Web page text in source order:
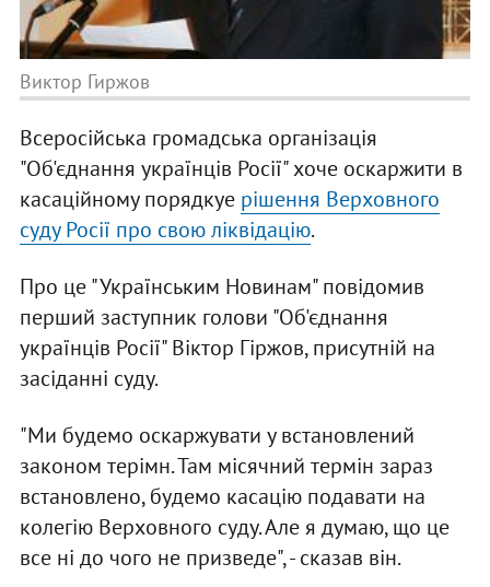
Виктор Гиржов
Всеросійська громадська організація
"Об'єднання українців Росії" хоче оскаржити в
касаційному порядкуе рішення Верховного
суду Росії про свою ліквідацію.
Про це "Українським Новинам" повідомив
перший заступник голови "Об'єднання
українців Росії" Віктор Гіржов, присутній на
засіданні суду.
"Ми будемо оскаржувати у встановлений
законом терімн. Там місячний термін зараз
встановлено, будемо касацію подавати на
колегію Верховного суду. Але я думаю, що це
все ні до чого не призведе", - сказав він.